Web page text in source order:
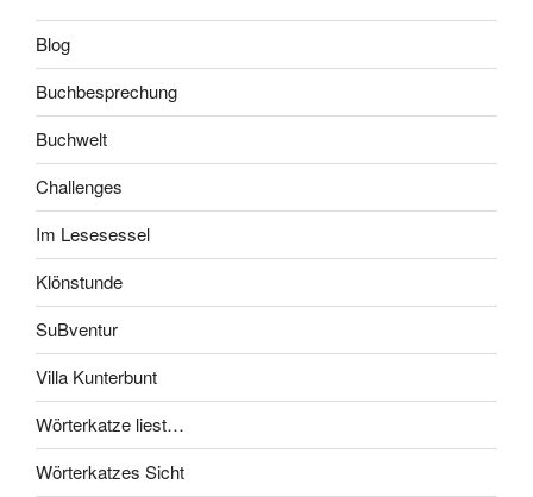
Blog
Buchbesprechung
Buchwelt
Challenges
Im Lesesessel
Klönstunde
SuBventur
Villa Kunterbunt
Wörterkatze liest…
Wörterkatzes Sicht